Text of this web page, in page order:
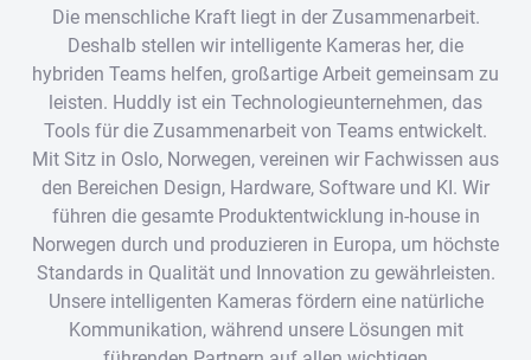
Die menschliche Kraft liegt in der Zusammenarbeit.
Deshalb stellen wir intelligente Kameras her, die
hybriden Teams helfen, großartige Arbeit gemeinsam zu
leisten. Huddly ist ein Technologieunternehmen, das
Tools für die Zusammenarbeit von Teams entwickelt.
Mit Sitz in Oslo, Norwegen, vereinen wir Fachwissen aus
den Bereichen Design, Hardware, Software und KI. Wir
führen die gesamte Produktentwicklung in-house in
Norwegen durch und produzieren in Europa, um höchste
Standards in Qualität und Innovation zu gewährleisten.
Unsere intelligenten Kameras fördern eine natürliche
Kommunikation, während unsere Lösungen mit